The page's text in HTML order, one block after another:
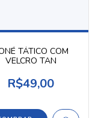
TÁTICO COM
VELCRO TAN
R$49,00